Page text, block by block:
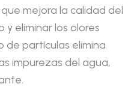
mejora la calidad del
y eliminar los olores
de partículas elimina
impurezas del agua,